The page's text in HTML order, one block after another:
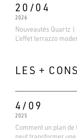
20/04
2026
Nouveautés Quartz |
L’effet terrazzo
LES +
4/09
2025
Comment un plan de
peut transformer une